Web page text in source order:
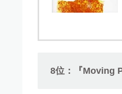
8位：『Moving